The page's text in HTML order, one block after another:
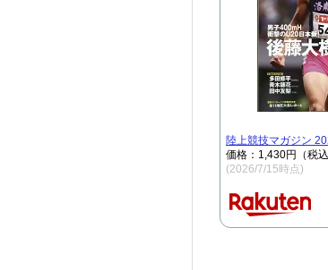
陸上競技マガジン
価格：1,430円（税
(2026/7/15時点)